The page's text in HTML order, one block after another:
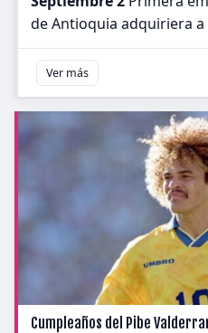
de Antioquia adquiriera
Ver más
Cumpleaños del Pibe